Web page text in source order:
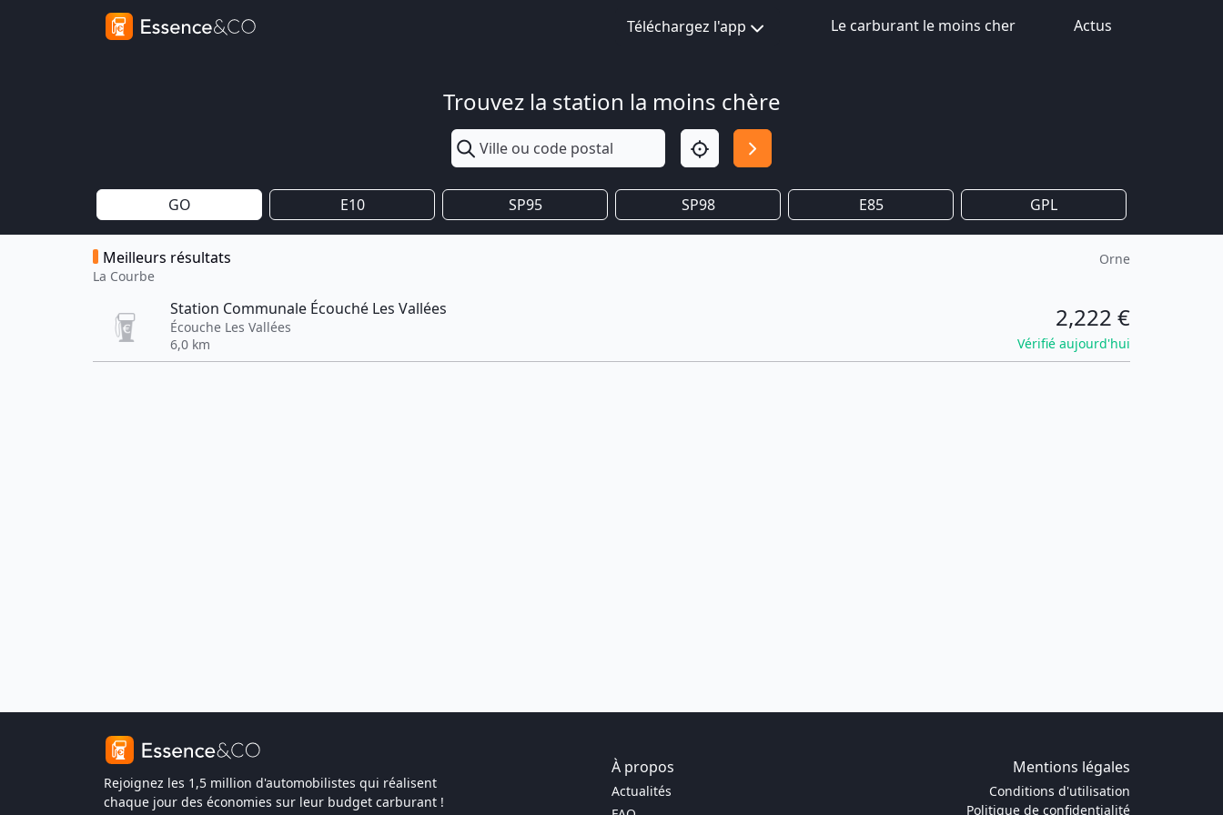
Téléchargez l'app Le carburant le moins cher Actus
Trouvez la station la moins chère
GO E10 SP95 SP98 E85 GPL
Meilleurs résultats
La Courbe
Orne
Station Communale Écouché Les Vallées
Écouche Les Vallées
6,0 km
2,222 €
Vérifié aujourd'hui
Rejoignez les 1,5 million d'automobilistes qui réalisent
chaque jour des économies sur leur budget carburant !
À propos Mentions légales
Actualités
Conditions d'utilisation
Politique de confidentialité